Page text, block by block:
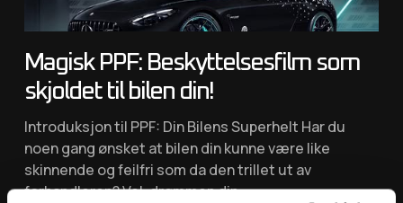
Magisk PPF: Beskyttelsesfilm som
skjoldet til bilen din!
Introduksjon til PPF: Din Bilens Superhelt Har du
noen gang ønsket at bilen din kunne være like
skinnende og feilfri som da den trillet ut av
forhandleren? Vel, drømmen din